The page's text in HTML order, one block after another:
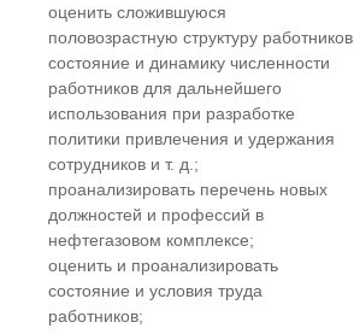
оценить сложившуюся
половозрастную структуру работников,
состояние и динамику численности
работников для дальнейшего
использования при разработке
политики привлечения и удержания
сотрудников и т. д.;
проанализировать перечень новых
должностей и профессий в
нефтегазовом комплексе;
оценить и проанализировать
состояние и условия труда
работников;